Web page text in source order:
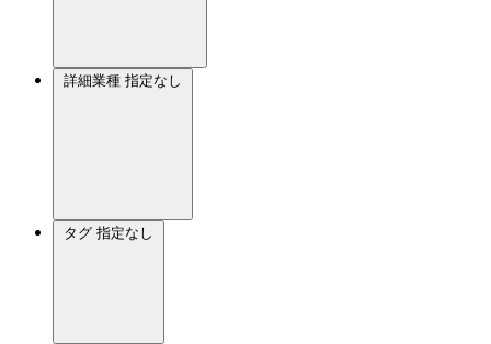
詳細業種 指定なし
タグ 指定なし